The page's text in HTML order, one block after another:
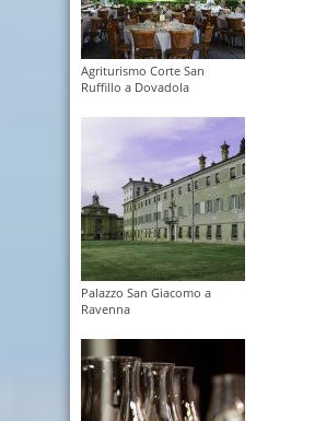
Agriturismo Corte San
Ruffillo a Dovadola
Palazzo San Giacomo a
Ravenna